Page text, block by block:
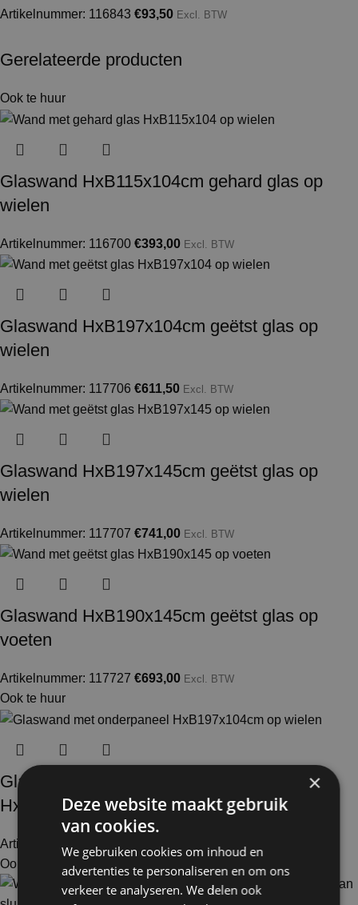
Artikelnummer: 116843 €93,50 Excl. BTW
Gerelateerde producten
Ook te huur
Glaswand HxB115x104cm gehard glas op
wielen
Artikelnummer: 116700 €393,00 Excl. BTW
Glaswand HxB197x104cm geëtst glas op
wielen
Artikelnummer: 117706 €611,50 Excl. BTW
Glaswand HxB197x145cm geëtst glas op
wielen
Artikelnummer: 117707 €741,00 Excl. BTW
Glaswand HxB190x145cm geëtst glas op
voeten
Artikelnummer: 117727 €693,00 Excl. BTW
Ook te huur
Glaswand glas en onderpaneel
HxB197x104cm op wielen
Artikelnummer: 110100 485,00 Excl. BTW
Ook te huur
×
Deze website maakt gebruik
van cookies.
We gebruiken cookies om inhoud en
advertenties te personaliseren en om ons
verkeer te analyseren. We delen ook